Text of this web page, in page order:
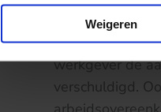
Weigeren
heeft er
aanzeggen,
werkgever de
verschuldigd.